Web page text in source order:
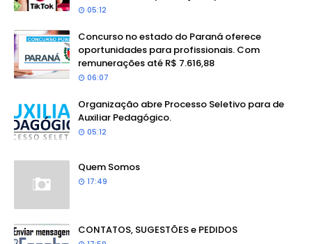
05:12
Concurso no estado do Paraná oferece
oportunidades para profissionais. Com
remunerações até R$ 7.616,88
06:07
Organização abre Processo Seletivo para de
Auxiliar Pedagógico.
05:12
Quem Somos
17:49
CONTATOS, SUGESTÕES e PEDIDOS